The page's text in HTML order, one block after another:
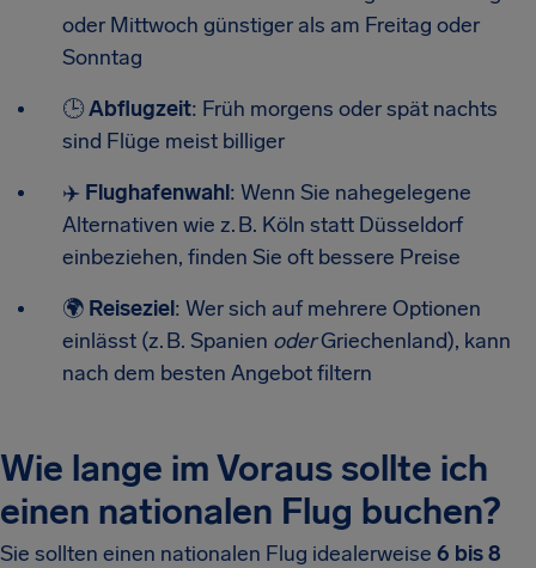
oder Mittwoch günstiger als am Freitag oder
Sonntag
🕒Abflugzeit: Früh morgens oder spät nachts
sind Flüge meist billiger
✈️ Flughafenwahl: Wenn Sie nahegelegene
Alternativen wie z. B. Köln statt Düsseldorf
einbeziehen, finden Sie oft bessere Preise
🌍 Reiseziel: Wer sich auf mehrere Optionen
einlässt (z. B. Spanien oderGriechenland), kann
nach dem besten Angebot filtern
Wie lange im Voraus sollte ich
einen nationalen Flug buchen?
Sie sollten einen nationalen Flug idealerweise 6 bis 8